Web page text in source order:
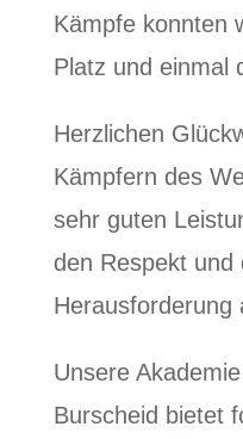
Kämpfe konnten
Platz und einmal
Herzlichen
Kämpfern des
sehr guten
den Respekt und
Herausforderung
Unsere
Burscheid bietet